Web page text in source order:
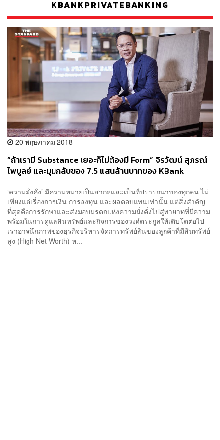
KBANKPRIVATEBANKING
20 พฤษภาคม 2018
“ถ้าเรามี Substance เยอะก็ไม่ต้องมี Form” จิรวัฒน์ สุภรณ์
ไพบูลย์ และมุมกลับของ 7.5 แสนล้านบาทของ KBank
‘ความมั่งคั่ง’ มีความหมายเป็นสากลและเป็นที่ปรารถนาของทุกคน ไม่
เพียงแต่เรื่องการเงิน การลงทุน และผลตอบแทนเท่านั้น แต่สิ่งสำคัญ
ที่สุดคือการรักษาและส่งมอบมรดกแห่งความมั่งคั่งไปสู่ทายาทที่มีความ
พร้อมในการดูแลสินทรัพย์และกิจการของวงศ์ตระกูลให้เติบโตต่อไป
เราอาจนึกภาพของธุรกิจบริหารจัดการทรัพย์สินของลูกค้าที่มีสินทรัพย์
สูง (High Net Worth) ห...